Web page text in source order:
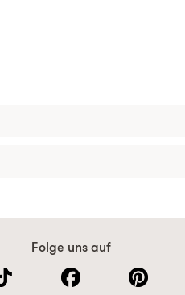
Folge uns auf